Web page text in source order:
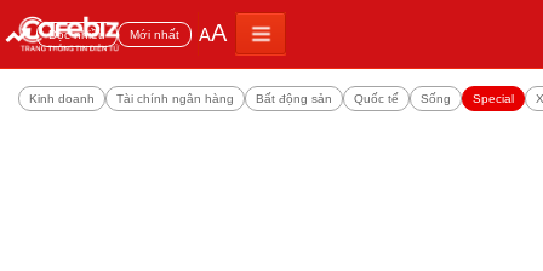
Đọc nhiều Mới nhất AA
Kinh doanh Tài chính ngân hàng Bất động sản Quốc tế Sống Special